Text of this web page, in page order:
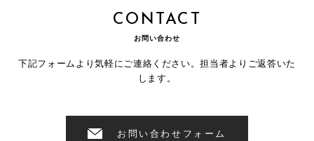
CONTACT
お問い合わせ
下記フォームより気軽にご連絡ください。担当者よりご返答いた
します。
お問い合わせフォーム